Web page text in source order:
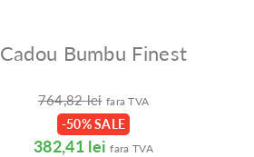
Cadou Bumbu Finest
764,82 lei fara TVA
-50% SALE
382,41 lei fara TVA